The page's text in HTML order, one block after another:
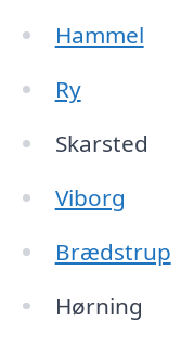
Hammel
Ry
Skarsted
Viborg
Brædstrup
Hørning